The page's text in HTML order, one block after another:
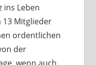
ins Leben
Mitglieder
ordentlichen
der